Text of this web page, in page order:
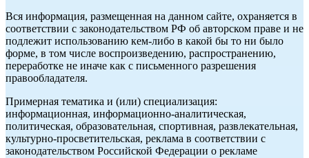
Вся информация, размещенная на данном сайте, охраняется в
соответствии с законодательством РФ об авторском праве и не
подлежит использованию кем-либо в какой бы то ни было
форме, в том числе воспроизведению, распространению,
переработке не иначе как с письменного разрешения
правообладателя.
Примерная тематика и (или) специализация:
информационная, информационно-аналитическая,
политическая, образовательная, спортивная, развлекательная,
культурно-просветительская, реклама в соответствии с
законодательством Российской Федерации о рекламе